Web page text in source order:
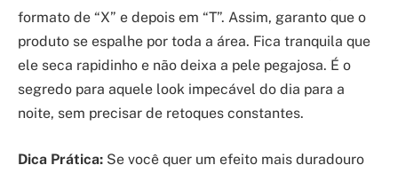
formato de “X” e depois em “T”. Assim, garanto que o
produto se espalhe por toda a área. Fica tranquila que
ele seca rapidinho e não deixa a pele pegajosa. É o
segredo para aquele look impecável do dia para a
noite, sem precisar de retoques constantes.
Dica Prática: Se você quer um efeito mais duradouro